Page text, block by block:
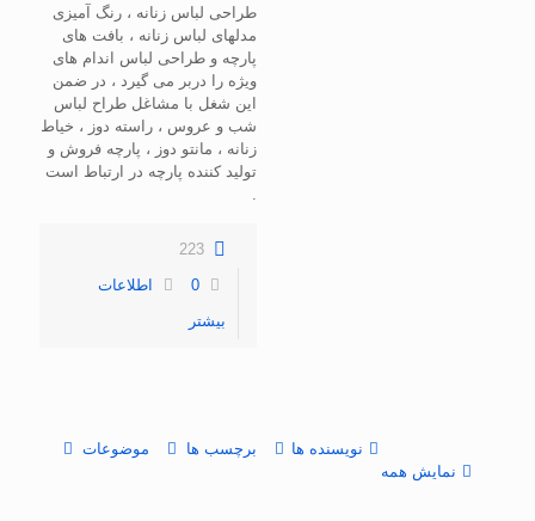
طراحی لباس زنانه ، رنگ آمیزی
مدلهای لباس زنانه ، بافت های
پارچه و طراحی لباس اندام های
ویژه را دربر می گیرد ، در ضمن
این شغل با مشاغل طراح لباس
شب و عروس ، راسته دوز ، خیاط
زنانه ، مانتو دوز ، پارچه فروش و
تولید کننده پارچه در ارتباط است
.
223
0
اطلاعات
بیشتر
موضوعات برچسب ها
نویسنده ها
نمایش همه